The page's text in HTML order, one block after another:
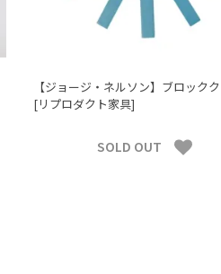
【ジョージ・ネルソン】ブロック
[リプロダクト家具]
SOLD OUT